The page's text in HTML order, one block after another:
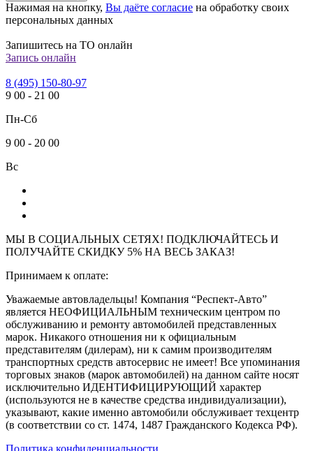
Нажимая на кнопку, Вы даёте согласие на обработку своих
персональных данных
Запишитесь на ТО онлайн
Запись онлайн
8 (495) 150-80-97
9 00 - 21 00
Пн-Сб
9 00 - 20 00
Вс
МЫ В СОЦИАЛЬНЫХ СЕТЯХ! ПОДКЛЮЧАЙТЕСЬ И
ПОЛУЧАЙТЕ СКИДКУ 5% НА ВЕСЬ ЗАКАЗ!
Принимаем к оплате:
Уважаемые автовладельцы! Компания “Респект-Авто”
является НЕОФИЦИАЛЬНЫМ техническим центром по
обслуживанию и ремонту автомобилей представленных
марок. Никакого отношения ни к официальным
представителям (дилерам), ни к самим производителям
транспортных средств автосервис не имеет! Все упоминания
торговых знаков (марок автомобилей) на данном сайте носят
исключительно ИДЕНТИФИЦИРУЮЩИЙ характер
(используются не в качестве средства индивидуализации),
указывают, какие именно автомобили обслуживает техцентр
(в соответствии со ст. 1474, 1487 Гражданского Кодекса РФ).
Политика конфиденциальности